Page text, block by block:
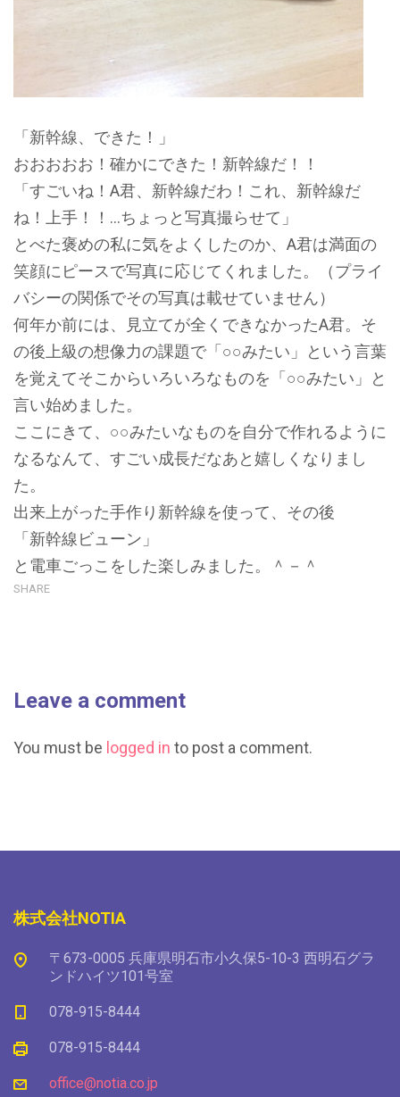
「新幹線、できた！」
おおおおお！確かにできた！新幹線だ！！
「すごいね！A君、新幹線だわ！これ、新幹線だ
ね！上手！！…ちょっと写真撮らせて」
とべた褒めの私に気をよくしたのか、A君は満面の
笑顔にピースで写真に応じてくれました。（プライ
バシーの関係でその写真は載せていません）
何年か前には、見立てが全くできなかったA君。そ
の後上級の想像力の課題で「○○みたい」という言葉
を覚えてそこからいろいろなものを「○○みたい」と
言い始めました。
ここにきて、○○みたいなものを自分で作れるように
なるなんて、すごい成長だなあと嬉しくなりまし
た。
出来上がった手作り新幹線を使って、その後
「新幹線ビューン」
と電車ごっこをした楽しみました。＾－＾
SHARE
Leave a comment
You must be logged in to post a comment.
株式会社NOTIA
〒673-0005 兵庫県明石市小久保5-10-3 西明石グラ
ンドハイツ101号室
078-915-8444
078-915-8444
office@notia.co.jp